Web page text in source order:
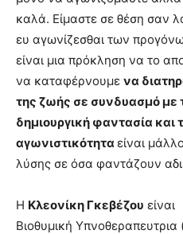
καλά. Είμαστε σε θέση σαν
ευ αγωνίζεσθαι των
είναι μια πρόκληση να το
να καταφέρνουμε να
της ζωής σε συνδυασμό με
δημιουργική φαντασία
αγωνιστικότητα είναι
λύσης σε όσα φαντάζουν
Η Κλεονίκη Γκεβέζου είναι
Βιοθυμική